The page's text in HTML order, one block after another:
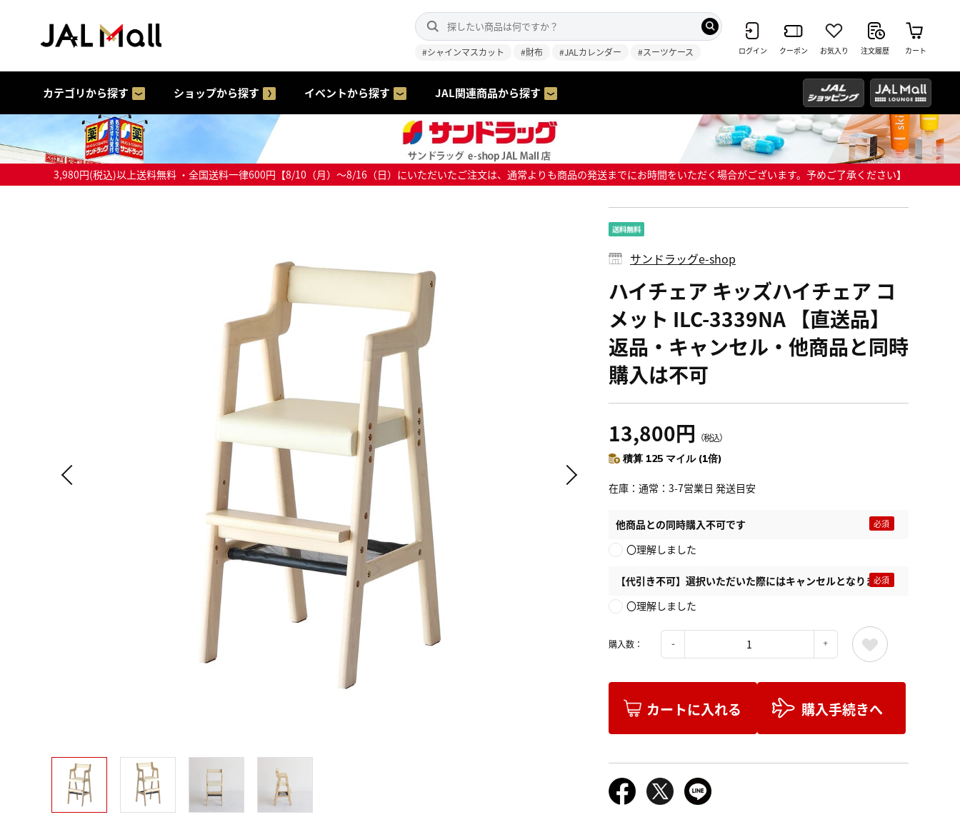
#シャインマスカット #財布 #JALカレンダー #スーツケース ログイン クーポン お気入り 注文履歴 カート
カテゴリから探す ショップから探す イベントから探す JAL関連商品から探す
3,980円(税込)以上送料無料 ・全国送料一律600円【8/10（月）～8/16（日）にいただいたご注文は、通常よりも商品の発送までにお時間をいただく場合がございます。予めご了承ください】
サンドラッグe-shop
ハイチェア キッズハイチェア コ
メット ILC-3339NA 【直送品】
返品・キャンセル・他商品と同時
購入は不可
13,800円 （税込）
積算 125 マイル (1倍)
在庫 通常：3-7営業日 発送目安
他商品との同時購入不可です
〇理解しました
【代引き不可】選択いただいた際にはキャンセルとなります
〇理解しました
購入数：
カートに入れる 購入手続きへ